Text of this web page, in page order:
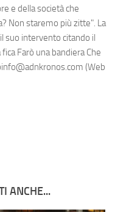
e della società che
Non staremo più zitte". La
suo intervento citando il
Farò una bandiera Che
(Web
ANCHE...